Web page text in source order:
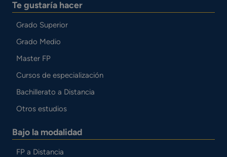
Te gustaría hacer
Grado Superior
Grado Medio
Master FP
Cursos de especialización
Bachillerato a Distancia
Otros estudios
Bajo la modalidad
FP a Distancia